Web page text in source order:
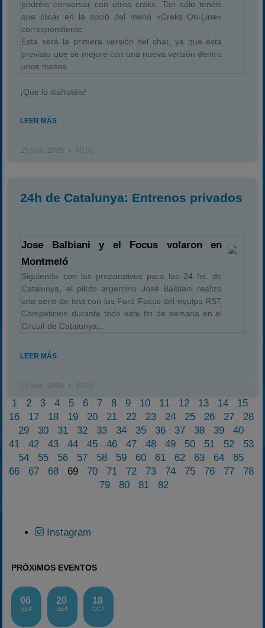
podréis conversar con otros craks. Tan sólo tenéis
que clicar en la opció del menú «Craks On-Line»
correspondiente.
Esta será la primera versión del chat, ya que está
previsto que se mejore con una nueva versión dentro
unos meses.
¡Que lo disfrutéis!
LEER MÁS
15 julio, 2005 00:00
24h de Catalunya: Entrenos privados
Jose Balbiani y el Focus volaron en
Montmeló
Siguiendo con los preparativos para las 24 hs. de
Catalunya, el piloto argentino José Balbiani realizo
una serie de test con los Ford Focus del equipo RST
Competicion durante todo este fin de semana en el
Circuit de Catalunya…
LEER MÁS
13 julio, 2005 23:05
1 2 3 4 5 6 7 8 9 10 11 12 13 14
15
16
17 18 19 20 21 22 23 24 25 26 27
28
29
30 31 32 33 34 35 36 37 38 39
40
41
42 43 44 45 46 47 48 49 50 51 52
53
54
55 56 57 58 59 60 61 62 63 64
65
66
67 68 69 70 71 72 73 74 75 76 77
78
79
80 81 82
Instagram
PRÓXIMOS EVENTOS
06
SEP
20
SEP
18
OCT